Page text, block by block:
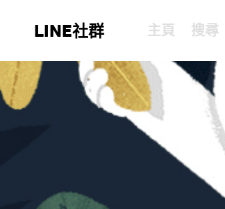
LINE社群 主頁 搜尋